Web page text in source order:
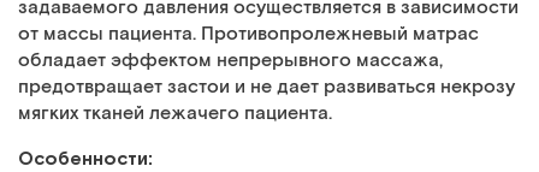
задаваемого давления осуществляется в зависимости
от массы пациента. Противопролежневый матрас
обладает эффектом непрерывного массажа,
предотвращает застои и не дает развиваться некрозу
мягких тканей лежачего пациента.
Особенности: